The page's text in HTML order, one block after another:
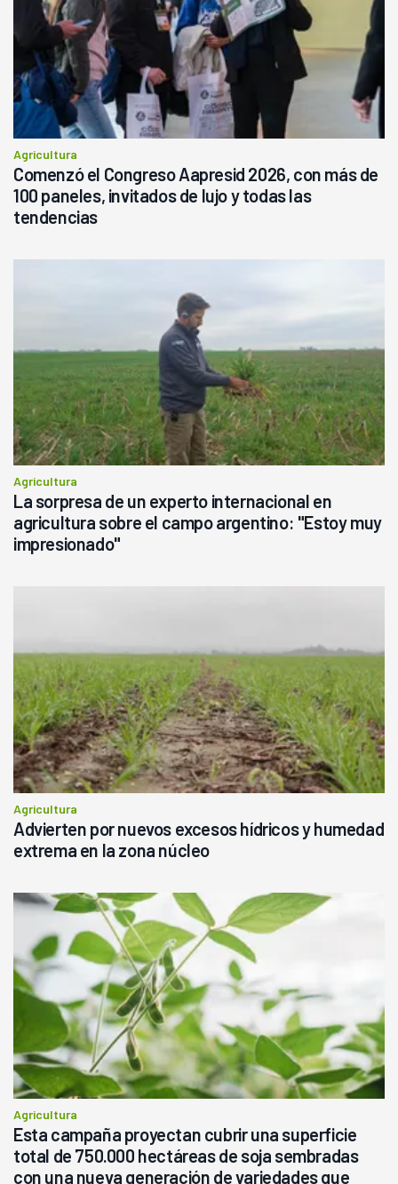
Agricultura
Comenzó el Congreso Aapresid 2026, con más de
100 paneles, invitados de lujo y todas las
tendencias
Agricultura
La sorpresa de un experto internacional en
agricultura sobre el campo argentino: "Estoy muy
impresionado"
Agricultura
Advierten por nuevos excesos hídricos y humedad
extrema en la zona núcleo
Agricultura
Esta campaña proyectan cubrir una superficie
total de 750.000 hectáreas de soja sembradas
con una nueva generación de variedades que